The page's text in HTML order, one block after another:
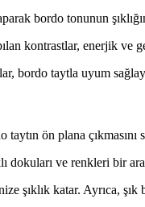
bordo tonunun
kontrastlar, enerjik ve
bordo taytla uyum
ön plana çıkmasını
ve renkleri bir
şıklık katar. Ayrıca,